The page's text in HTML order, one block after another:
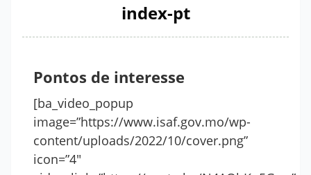
index-pt
Pontos de interesse
[ba_video_popup
image=”https://www.isaf.gov.mo/wp-
content/uploads/2022/10/cover.png”
icon=”4″